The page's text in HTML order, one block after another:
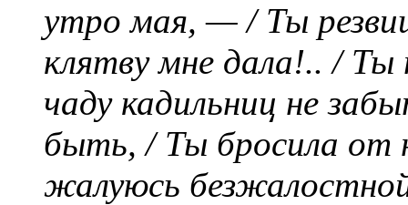
утро мая, — / Ты
клятву мне дала!.. /
чаду кадильниц не
быть, / Ты бросила от
жалуюсь